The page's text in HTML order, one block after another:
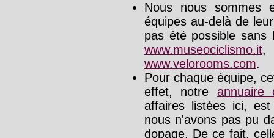
Nous nous sommes
équipes au-delà de
pas été possible sans
www.museociclismo.it
www.velorooms.com.
Pour chaque équipe,
effet, notre annuaire
affaires listées ici,
nous n'avons pas pu
dopage. De ce fait,